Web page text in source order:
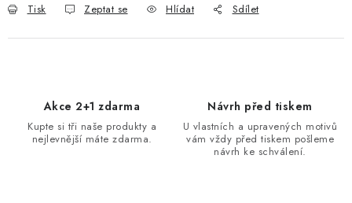
Tisk Zeptat se Hlídat Sdílet
Akce 2+1 zdarma
Kupte si tři naše produkty a
nejlevnější máte zdarma.
Návrh před tiskem
U vlastních a upravených motivů
vám vždy před tiskem pošleme
návrh ke schválení.